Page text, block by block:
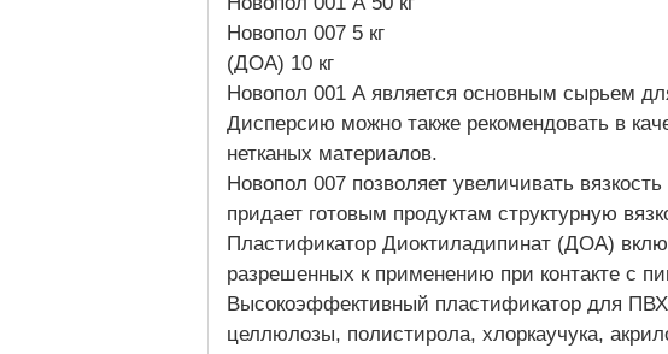
Новопол 007 5 кг
(ДОА) 10 кг
Новопол 001 А является основным сырьем
Дисперсию можно также рекомендовать в
нетканых материалов.
Новопол 007 позволяет увеличивать
придает готовым продуктам структурную
Пластификатор Диоктиладипинат (ДОА)
разрешенных к применению при контакте с
Высокоэффективный пластификатор для
целлюлозы, полистирола, хлоркаучука,